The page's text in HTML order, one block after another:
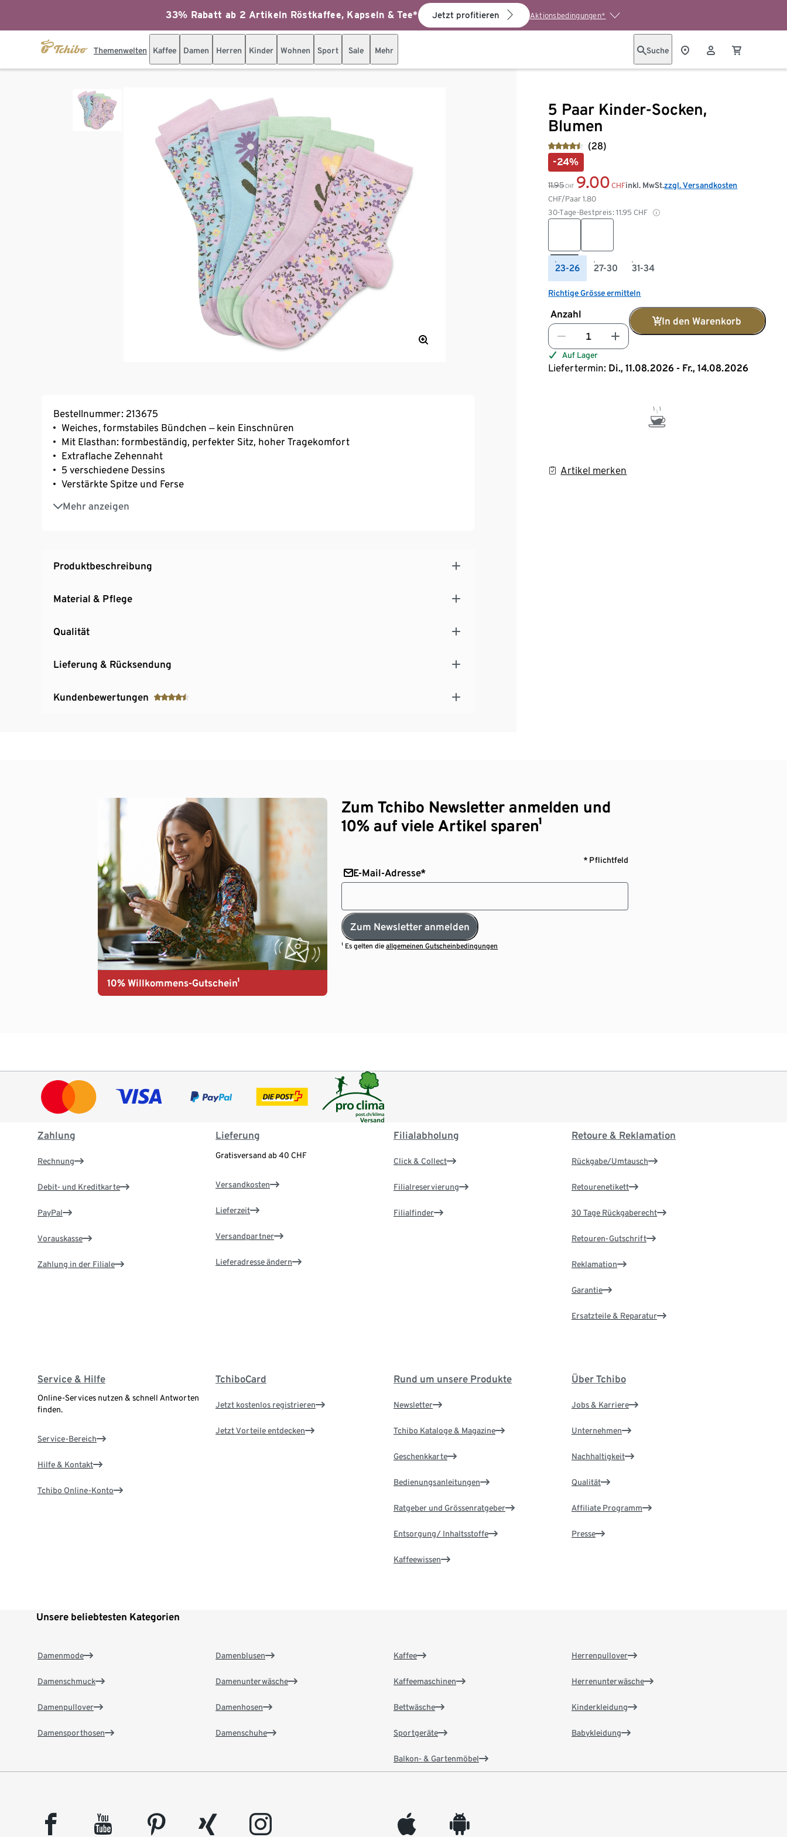
33% Rabatt ab 2 Artikeln Röstkaffee, Kapseln & Tee* Jetzt profitieren Aktionsbedingungen*
Themenwelten Kaffee Damen Herren Kinder Wohnen Sport Sale Mehr Suche
5 Paar Kinder-Socken,
Blumen
(28)
-24%
11.95 CHF 9.00 CHF
CHF/Paar1.80
30-Tage-Bestpreis: 11.95 CHF
inkl. MwSt.zzgl. Versandkosten
23-26 27-30 31-34
Richtige Grösse ermitteln
Anzahl
In den Warenkorb
Auf Lager
Liefertermin: Di., 11.08.2026 - Fr., 14.08.2026
Artikel merken
Bestellnummer: 213675
Weiches, formstabiles Bündchen ‒ kein Einschnüren
Mit Elasthan: formbeständig, perfekter Sitz, hoher Tragekomfort
Extraflache Zehennaht
5 verschiedene Dessins
Verstärkte Spitze und Ferse
Mehr anzeigen
Weiche Qualität mit hohem Baumwollanteil
Produktbeschreibung
Material & Pflege
Qualität
Lieferung & Rücksendung
Kundenbewertungen
10% Willkommens-Gutschein¹
Zum Tchibo Newsletter anmelden und
10% auf viele Artikel sparen¹
* Pflichtfeld
E-Mail-Adresse*
Zum Newsletter anmelden
¹ Es gelten dieallgemeinen Gutscheinbedingungen
Zahlung
Rechnung
Debit- und Kreditkarte
PayPal
Vorauskasse
Zahlung in der Filiale
Lieferung
Gratisversand ab 40 CHF
Versandkosten
Lieferzeit
Versandpartner
Lieferadresse ändern
Filialabholung
Click & Collect
Filialreservierung
Filialfinder
Retoure & Reklamation
Rückgabe/Umtausch
Retourenetikett
30 Tage Rückgaberecht
Retouren-Gutschrift
Reklamation
Garantie
Ersatzteile & Reparatur
Service & Hilfe
Online-Services nutzen & schnell Antworten
finden.
Service-Bereich
Hilfe & Kontakt
Tchibo Online-Konto
TchiboCard
Jetzt kostenlos registrieren
Jetzt Vorteile entdecken
Rund um unsere Produkte
Newsletter
Tchibo Kataloge & Magazine
Geschenkkarte
Bedienungsanleitungen
Ratgeber und Grössenratgeber
Entsorgung/ Inhaltsstoffe
Kaffeewissen
Über Tchibo
Jobs & Karriere
Unternehmen
Nachhaltigkeit
Qualität
Affiliate Programm
Presse
Unsere beliebtesten Kategorien
Damenmode
Damenschmuck
Damenpullover
Damensporthosen
Damenblusen
Damenunterwäsche
Damenhosen
Damenschuhe
Kaffee
Kaffeemaschinen
Bettwäsche
Sportgeräte
Balkon- & Gartenmöbel
Herrenpullover
Herrenunterwäsche
Kinderkleidung
Babykleidung
facebook youtube pinterest xing instagram appleinc android